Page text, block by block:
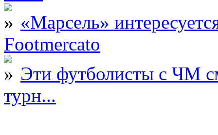
«Марсель»
Footmercato
Эти футболисты с ЧМ
турн...